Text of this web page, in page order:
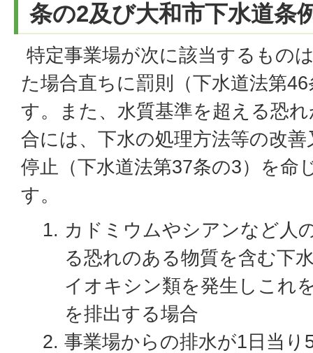
条の2及び大和市下水道条
特定事業場が次に該当するもの
た場合直ちに罰則（下水道法第
す。また、水質基準を超える恐
合には、下水の処理方法等の改
停止（下水道法第37条の3）を命
す。
カドミウムやシアンなど人
る恐れのある物質を含む下
イオキシン類を発生しこれ
を排出する場合
事業場からの排水が1日当り